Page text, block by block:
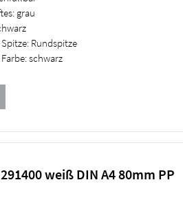
grau
Rundspitze
schwarz
weiß DIN A4 80mm PP